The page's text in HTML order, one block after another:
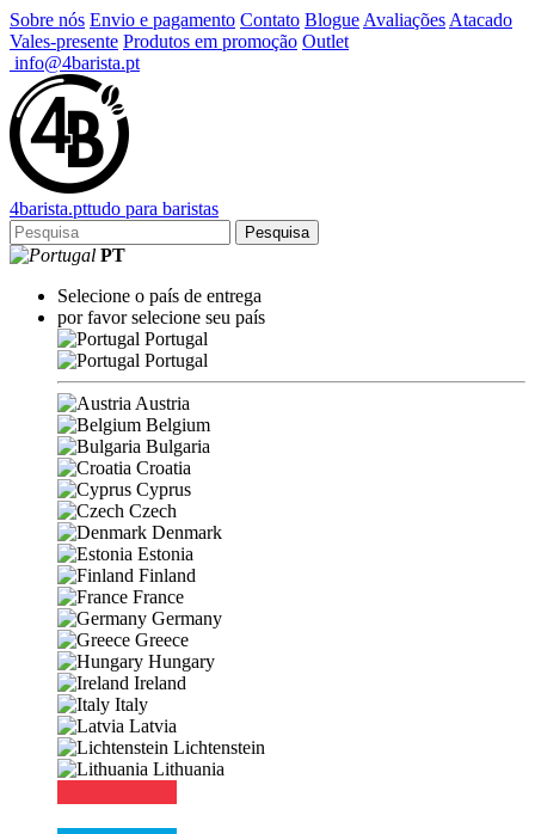
Sobre nós Envio e pagamento Contato Blogue Avaliações Atacado
Vales-presente Produtos em promoção Outlet
info@4barista.pt
4barista.pttudo para baristas
Pesquisa
PT
Selecione o país de entrega
por favor selecione seu país
Portugal
Portugal
Austria
Belgium
Bulgaria
Croatia
Cyprus
Czech
Denmark
Estonia
Finland
France
Germany
Greece
Hungary
Ireland
Italy
Latvia
Lichtenstein
Lithuania